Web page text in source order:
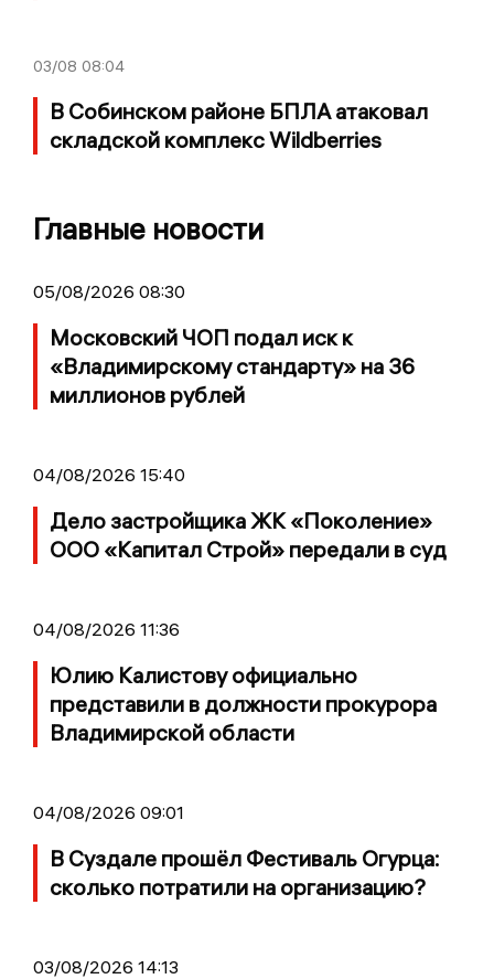
03/08 08:04
В Собинском районе БПЛА атаковал
складской комплекс Wildberries
Главные новости
05/08/2026 08:30
Московский ЧОП подал иск к
«Владимирскому стандарту» на 36
миллионов рублей
04/08/2026 15:40
Дело застройщика ЖК «Поколение»
ООО «Капитал Строй» передали в суд
04/08/2026 11:36
Юлию Калистову официально
представили в должности прокурора
Владимирской области
04/08/2026 09:01
В Суздале прошёл Фестиваль Огурца:
сколько потратили на организацию?
03/08/2026 14:13